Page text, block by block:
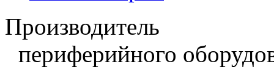
Производитель
периферийного